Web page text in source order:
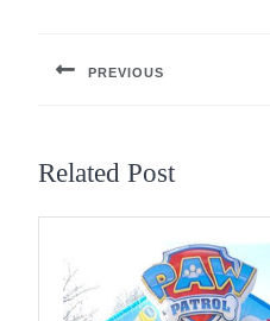
PREVIOUS
Related Post